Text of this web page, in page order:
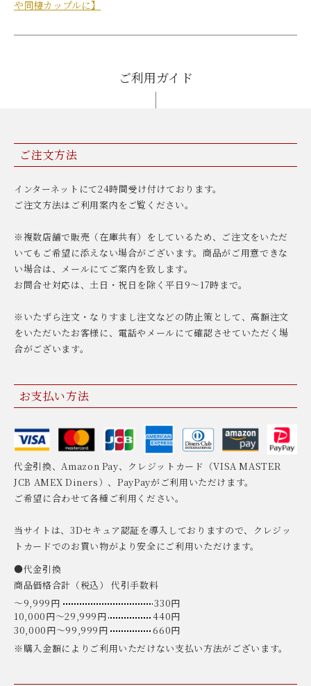
や同棲カップルに】
ご利用ガイド
ご注文方法
インターネットにて24時間受け付けております。
ご注文方法はご利用案内をご覧ください。
※複数店舗で販売（在庫共有）をしているため、ご注文をいただ
いてもご希望に添えない場合がございます。商品がご用意できな
い場合は、メールにてご案内を致します。
お問合せ対応は、土日・祝日を除く平日9〜17時まで。
※いたずら注文・なりすまし注文などの防止策として、高額注文
をいただいたお客様に、電話やメールにて確認させていただく場
合がございます。
お支払い方法
代金引換、Amazon Pay、クレジットカード（VISA MASTER
JCB AMEX Diners）、PayPayがご利用いただけます。
ご希望に合わせて各種ご利用ください。
当サイトは、3Dセキュア認証を導入しておりますので、クレジッ
トカードでのお買い物がより安全にご利用いただけます。
●代金引換
商品価格合計（税込） 代引手数料
〜9,999円
330円
10,000円〜29,999円
440円
30,000円〜99,999円
660円
※購入金額によりご利用いただけない支払い方法がございます。